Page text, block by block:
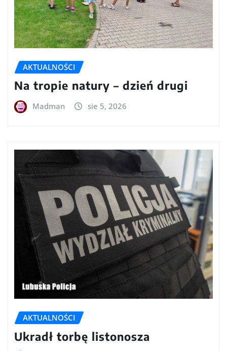
AKTUALNOŚCI
Na tropie natury – dzień drugi
Madman sie 5, 2026
AKTUALNOŚCI
Ukradł torbę listonosza